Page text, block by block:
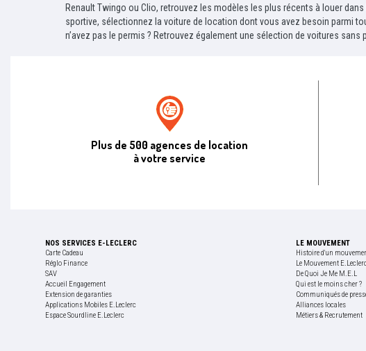
Renault Twingo ou Clio, retrouvez les modèles les plus récents à louer
sportive, sélectionnez la voiture de location dont vous avez besoin parmi
n’avez pas le permis ? Retrouvez également une sélection de voitures
Plus de 500 agences de location
à votre service
NOS SERVICES E-LECLERC
Carte Cadeau
Réglo Finance
SAV
Accueil Engagement
Extension de garanties
Applications Mobiles E.Leclerc
Espace Sourdline E.Leclerc
LE MOUVEMENT
Histoire d'un
Le Mouvement
De Quoi Je Me M.E.L
Qui est le moins cher ?
Communiqués de
Alliances locales
Métiers & Recrutement